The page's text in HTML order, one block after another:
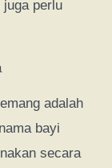
perlu
adalah
bayi
secara